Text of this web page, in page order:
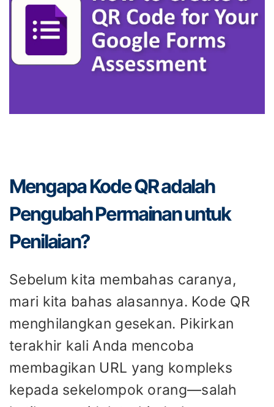
Mengapa Kode QR adalah
Pengubah Permainan untuk
Penilaian?
Sebelum kita membahas caranya,
mari kita bahas alasannya. Kode QR
menghilangkan gesekan. Pikirkan
terakhir kali Anda mencoba
membagikan URL yang kompleks
kepada sekelompok orang—salah